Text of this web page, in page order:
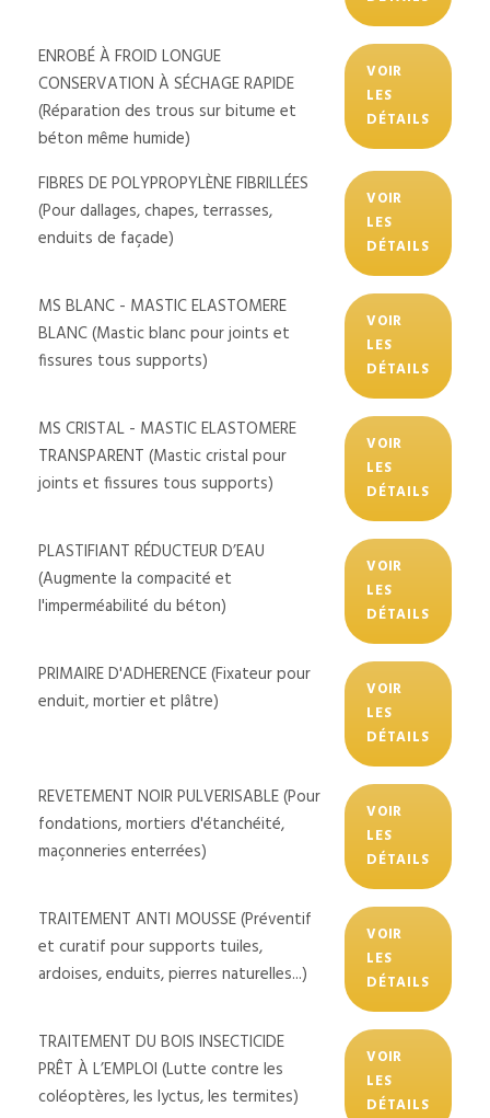
ENROBÉ À FROID LONGUE
CONSERVATION À SÉCHAGE RAPIDE
(Réparation des trous sur bitume et
béton même humide)
VOIR
LES
DÉTAILS
FIBRES DE POLYPROPYLÈNE FIBRILLÉES
(Pour dallages, chapes, terrasses,
enduits de façade)
VOIR
LES
DÉTAILS
MS BLANC - MASTIC ELASTOMERE
BLANC (Mastic blanc pour joints et
fissures tous supports)
VOIR
LES
DÉTAILS
MS CRISTAL - MASTIC ELASTOMERE
TRANSPARENT (Mastic cristal pour
joints et fissures tous supports)
VOIR
LES
DÉTAILS
PLASTIFIANT RÉDUCTEUR D’EAU
(Augmente la compacité et
l'imperméabilité du béton)
VOIR
LES
DÉTAILS
PRIMAIRE D'ADHERENCE (Fixateur pour
enduit, mortier et plâtre)
VOIR
LES
DÉTAILS
REVETEMENT NOIR PULVERISABLE (Pour
fondations, mortiers d'étanchéité,
maçonneries enterrées)
VOIR
LES
DÉTAILS
TRAITEMENT ANTI MOUSSE (Préventif
et curatif pour supports tuiles,
ardoises, enduits, pierres naturelles...)
VOIR
LES
DÉTAILS
TRAITEMENT DU BOIS INSECTICIDE
PRÊT À L’EMPLOI (Lutte contre les
coléoptères, les lyctus, les termites)
VOIR
LES
DÉTAILS